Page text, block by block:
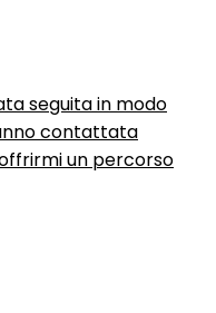
seguita in modo
contattata
un percorso